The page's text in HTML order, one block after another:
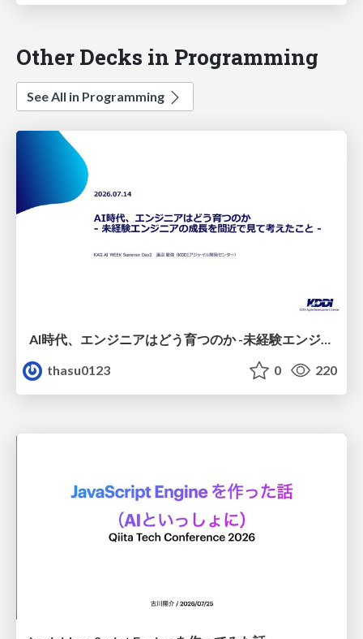
Other Decks in Programming
See All in Programming
AI時代、エンジニアはどう育つのか -未経験エンジニアの成長を間近で見て考えたこと-
thasu0123
0 220